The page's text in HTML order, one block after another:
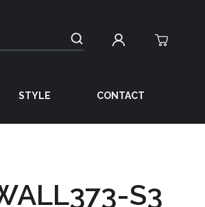
STYLE CONTACT
S3